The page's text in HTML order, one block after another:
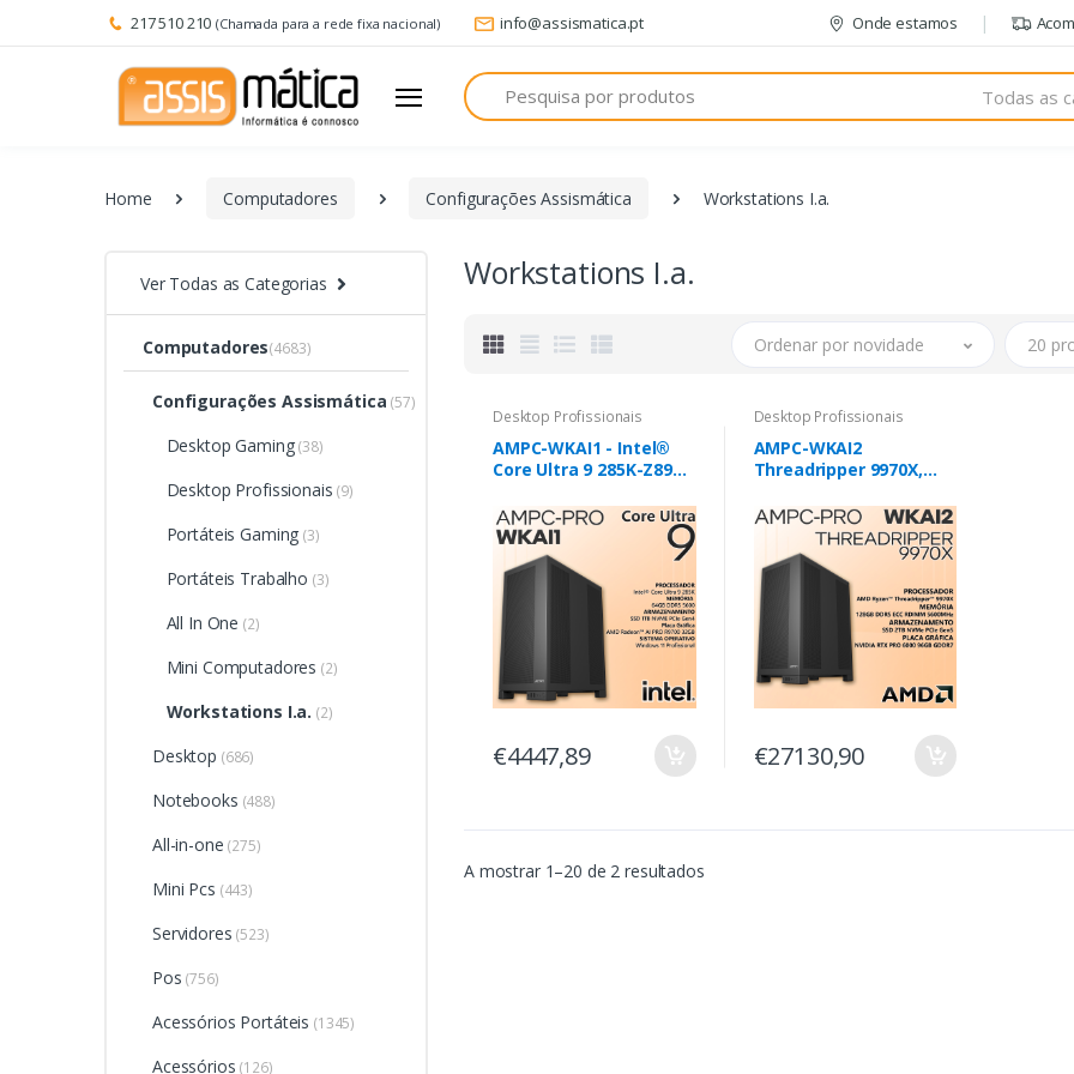
217 510 210 (Chamada para a rede fixa nacional) info@assismatica.pt Onde estamos
Pesquisa
Todas as
Home Computadores Configurações Assismática Workstations I.a.
Ver Todas as Categorias
Computadores(4683)
Configurações Assismática (57)
Desktop Gaming(38)
Desktop Profissionais (9)
Portáteis Gaming (3)
Portáteis Trabalho (3)
All In One (2)
Mini Computadores (2)
Workstations I.a. (2)
Desktop (686)
Notebooks (488)
All-in-one (275)
Mini Pcs (443)
Servidores (523)
Pos (756)
Acessórios Portáteis (1345)
Acessórios (126)
Workstations I.a.
Ordenar por novidade 20
Desktop Profissionais
AMPC-WKAI1 - Intel®
Core Ultra 9 285K-Z890-
AMD Radeon™ AI PRO
R9700 - Windows 11
Profissional
€4447,89
Desktop Profissionais
AMPC-WKAI2
Threadripper 9970X,
Q, 128GB DDR5 ECC, SSD
2TB Gen5, TRX50 Wi-Fi
7, AIO 360mm, AI PRO
100, 1600W Platinum.
€27130,90
A mostrar 1–20 de 2 resultados